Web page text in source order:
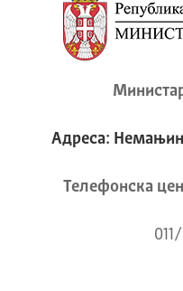
Адреса:
Телeфонска